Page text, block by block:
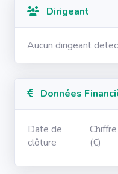
Dirigeant
Aucun dirigeant
Données
Date de
clôture
(€)